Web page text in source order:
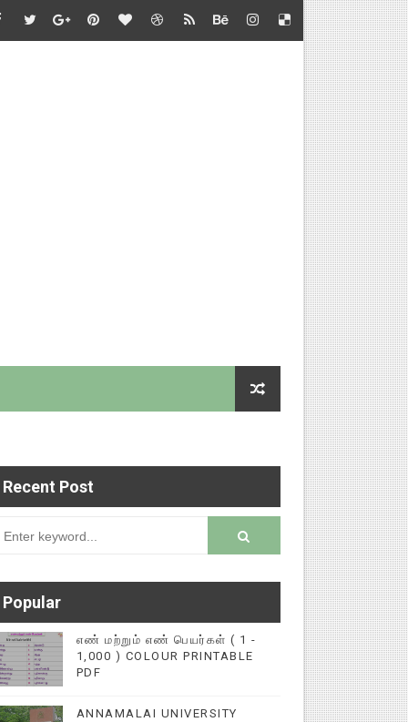
- வழிகாட்டி நெறிமுறைகள் சார்பு - தொடக்கக் கல்வி
சார்பு - பள்ளிக்கல்வி இயக்குநர் செயல்முறைகள்
- அறிவுரை வழங்குதல் சார்பு - தொடக்கக் கல்வி இயக்குநர்
இணையதளத்தில் பதிவு செய்ய 9345616572
Recent Post
Popular
எண் மற்றும் எண் பெயர்கள் ( 1 -
1,000 ) COLOUR PRINTABLE
PDF
ANNAMALAI UNIVERSITY